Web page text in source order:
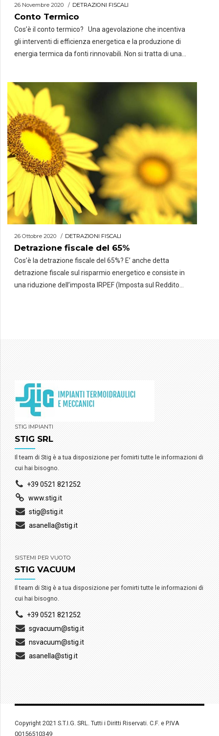
26 Novembre 2020 DETRAZIONI FISCALI
Conto Termico
Cos’è il conto termico? Una agevolazione che incentiva
gli interventi di efficienza energetica e la produzione di
energia termica da fonti rinnovabili. Non si tratta di una
dal GSE (Gestore dei Servizi Energetici). Il contributo è
calcolato sulla singola tipologia […]
26 Ottobre 2020 DETRAZIONI FISCALI
Detrazione fiscale del 65%
Cos’è la detrazione fiscale del 65%? E’ anche detta
detrazione fiscale sul risparmio energetico e consiste in
una riduzione dell’imposta IRPEF (Imposta sul Reddito
spesa […]
STIG IMPIANTI
STIG SRL
Il team di Stig è a tua disposizione per fornirti tutte le informazioni di
cui hai bisogno.
+39 0521 821252
www.stig.it
stig@stig.it
asanella@stig.it
SISTEMI PER VUOTO
STIG VACUUM
Il team di Stig è a tua disposizione per fornirti tutte le informazioni di
cui hai bisogno.
+39 0521 821252
sgvacuum@stig.it
nsvacuum@stig.it
asanella@stig.it
Copyright 2021 S.T.I.G. SRL. Tutti i Diritti Riservati. C.F. e P.IVA
00156510349